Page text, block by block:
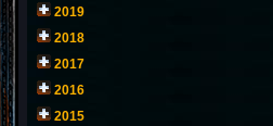
2019
2018
2017
2016
2015